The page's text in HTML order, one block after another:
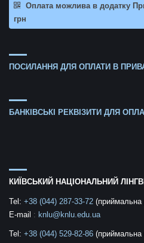
Оплата можлива в додатку
грн
ПОСИЛАННЯ ДЛЯ ОПЛАТИ В
БАНКІВСЬКІ РЕКВІЗИТИ ДЛЯ
КИЇВСЬКИЙ НАЦІОНАЛЬНИЙ
Tel: +38 (044) 287-33-72 (приймальна
E-mail : knlu@knlu.edu.ua
Tel: +38 (044) 529-82-86 (приймальна